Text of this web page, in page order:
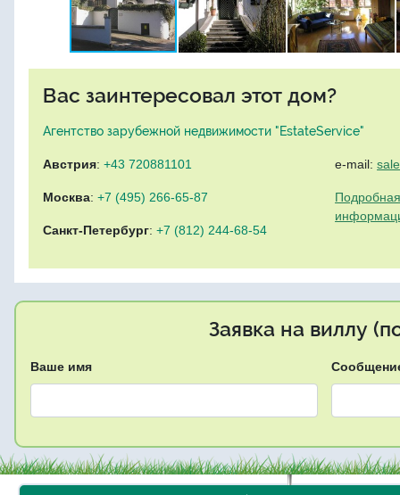
Вас заинтересовал этот дом?
Агентство зарубежной недвижимости "EstateService"
Австрия: +43 720881101
Москва: +7 (495) 266-65-87
Санкт-Петербург: +7 (812) 244-68-54
e-mail:
Заявка на виллу
Ваше имя